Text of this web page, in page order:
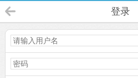
登录